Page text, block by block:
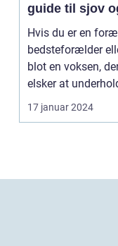
guide til sjov
latter for de
Hvis du er en
bedsteforælder
blot en voksen,
elsker at
børn, er "joke...
17 januar 2024